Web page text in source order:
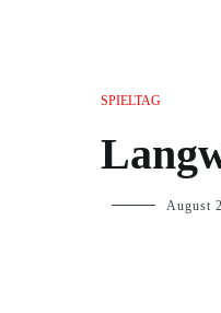
SPIELTAG
August